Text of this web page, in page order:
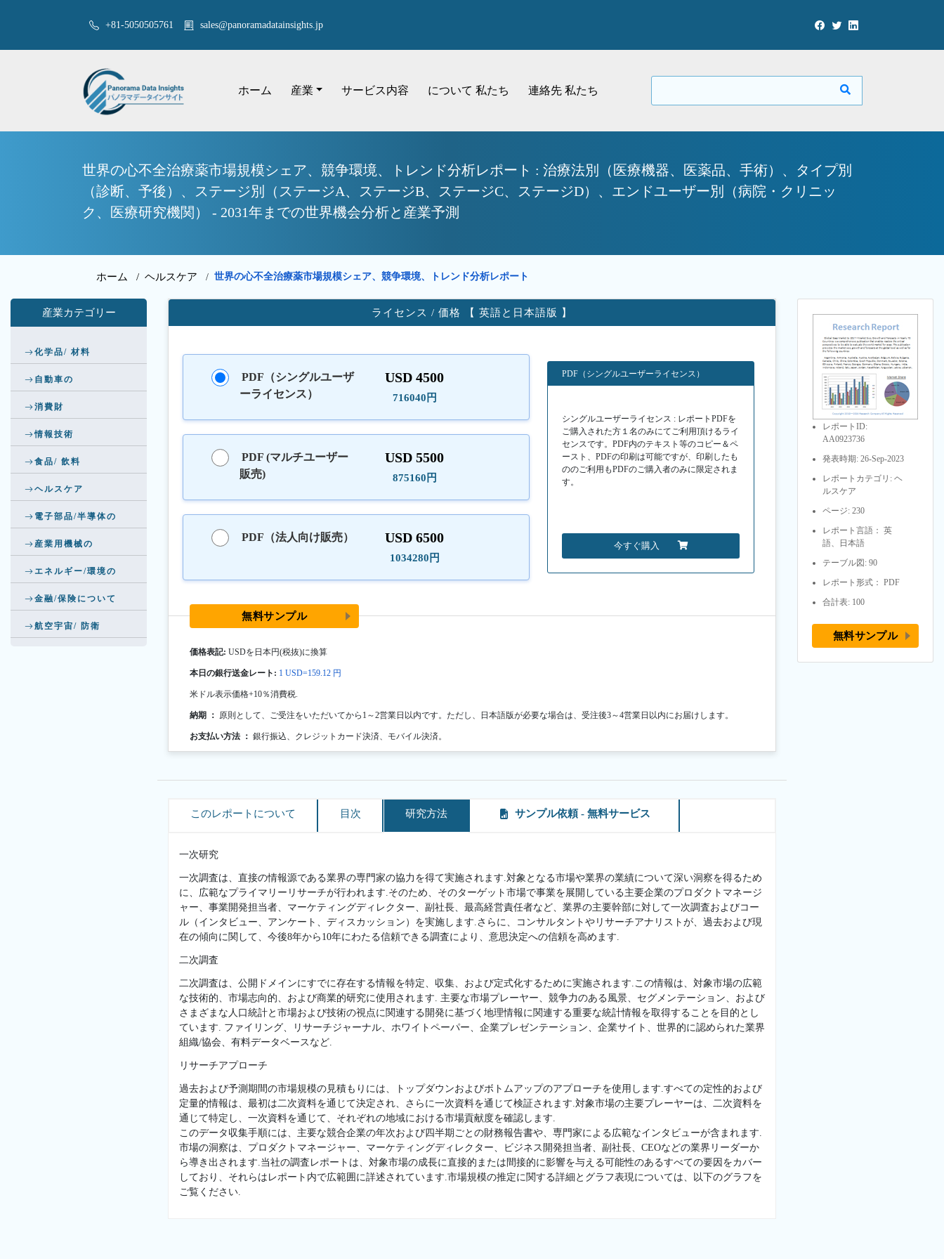
+81-5050505761 sales@panoramadatainsights.jp
ホーム 産業 サービス内容 について 私たち 連絡先 私たち
世界の心不全治療薬市場規模シェア、競争環境、トレンド分析レポート : 治療法別（医療機器、医薬品、手術）、タイプ別
（診断、予後）、ステージ別（ステージA、ステージB、ステージC、ステージD）、エンドユーザー別（病院・クリニッ
ク、医療研究機関） - 2031年までの世界機会分析と産業予測
ホーム / ヘルスケア / 世界の心不全治療薬市場規模シェア、競争環境、トレンド分析レポート
産業カテゴリー
化学品/ 材料
自動車の
消費財
情報技術
食品/ 飲料
ヘルスケア
電子部品/半導体の
産業用機械の
エネルギー/環境の
金融/保険について
航空宇宙/ 防衛
ライセンス / 価格 【 英語と日本語版 】
PDF（シングルユーザ
ーライセンス）
USD 4500
716040円
PDF (マルチユーザー
販売)
USD 5500
875160円
PDF（法人向け販売） USD 6500
1034280円
PDF（シングルユーザーライセンス）
シングルユーザーライセンス : レポートPDFを
ご購入された方１名のみにてご利用頂けるライ
センスです。PDF内のテキスト等のコピー＆ペ
ースト、PDFの印刷は可能ですが、印刷したも
ののご利用もPDFのご購入者のみに限定されま
す。
今すぐ購入
無料サンプル
価格表記: USDを日本円(税抜)に換算
本日の銀行送金レート: 1 USD=159.12 円
米ドル表示価格+10％消費税.
納期 ： 原則として、ご受注をいただいてから1～2営業日以内です。ただし、日本語版が必要な場合は、受注後3～4営業日以内にお届けします。
お支払い方法 ： 銀行振込、クレジットカード決済、モバイル決済。
このレポートについて 目次 研究方法 サンプル依頼 - 無料サービス
一次研究
一次調査は、直接の情報源である業界の専門家の協力を得て実施されます.対象となる市場や業界の業績について深い洞察を得るため
に、広範なプライマリーリサーチが行われます.そのため、そのターゲット市場で事業を展開している主要企業のプロダクトマネージ
ャー、事業開発担当者、マーケティングディレクター、副社長、最高経営責任者など、業界の主要幹部に対して一次調査およびコー
ル（インタビュー、アンケート、ディスカッション）を実施します.さらに、コンサルタントやリサーチアナリストが、過去および現
在の傾向に関して、今後8年から10年にわたる信頼できる調査により、意思決定への信頼を高めます.
二次調査
二次調査は、公開ドメインにすでに存在する情報を特定、収集、および定式化するために実施されます.この情報は、対象市場の広範
な技術的、市場志向的、および商業的研究に使用されます. 主要な市場プレーヤー、競争力のある風景、セグメンテーション、および
さまざまな人口統計と市場および技術の視点に関連する開発に基づく地理情報に関連する重要な統計情報を取得することを目的とし
ています. ファイリング、リサーチジャーナル、ホワイトペーパー、企業プレゼンテーション、企業サイト、世界的に認められた業界
組織/協会、有料データベースなど.
リサーチアプローチ
過去および予測期間の市場規模の見積もりには、トップダウンおよびボトムアップのアプローチを使用します.すべての定性的および
定量的情報は、最初は二次資料を通じて決定され、さらに一次資料を通じて検証されます.対象市場の主要プレーヤーは、二次資料を
通じて特定し、一次資料を通じて、それぞれの地域における市場貢献度を確認します.
このデータ収集手順には、主要な競合企業の年次および四半期ごとの財務報告書や、専門家による広範なインタビューが含まれます.
市場の洞察は、プロダクトマネージャー、マーケティングディレクター、ビジネス開発担当者、副社長、CEOなどの業界リーダーか
ら導き出されます.当社の調査レポートは、対象市場の成長に直接的または間接的に影響を与える可能性のあるすべての要因をカバー
しており、それらはレポート内で広範囲に詳述されています.市場規模の推定に関する詳細とグラフ表現については、以下のグラフを
ご覧ください.
レポートID:
AA0923736
発表時期: 26-Sep-2023
レポートカテゴリ: ヘ
ルスケア
ページ: 230
レポート言語： 英
語、日本語
テーブル図: 90
レポート形式： PDF
合計表: 100
無料サンプル